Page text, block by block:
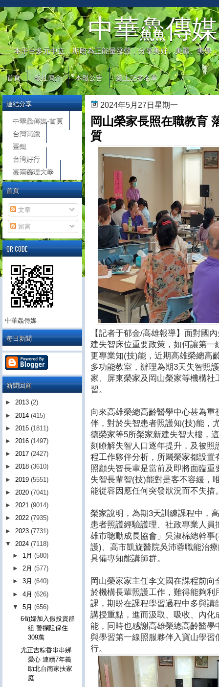
中華鱻傳媒
本平台多元中立，期盼為正能量發聲，分享美好、美麗、美學
首頁 報社簡介 本報公告 線上記者名單
2024年5月27日星期一
岡山榮家長照在職教育
質
【記者于郁金/高雄報導】面對國
建失智床位重要政策，如何讓第
更專業知(技)能，近期高雄榮總高
多功能教室，辦理為期3天失智照
家、屏東榮家及岡山榮家等機構
習。
向來高雄榮總高齡醫學中心甚為
伴，對於失智患者照護知(技)能，
德榮家等5所榮家新建失智大樓，
刻瞭解失智人口逐年提升，及被
程工作夥伴分析，所屬榮家都設
照顧失智長輩是當前及即將面臨
失智長輩智(技)能對是客不容緩，
能從容因應任何突發狀況而不失措
榮家說明，為期3天訓練課程中，
患者照護經驗護理、社政專業人
雄市聰動成長協會」吳淑棉總幹
護)、高市凱旋醫院吳沛蓉職能治
具備專知能講師群。
岡山榮家家主任李文國在課程前
於機構長輩照護工作，難得能夠
課，期盼在課程學習過程中多與
講授重點，進而汲取、吸收、內
能，同時也感謝高雄榮總高齡醫
與學習第一線照服夥伴入寶山學
行。
連結分享
中華鱻傳媒-首頁
台灣高鐵
臺鐵
台灣好行
嘉南藥理大學
首頁
文章
留言
QR CODE
中華鱻傳媒
每日新聞
新聞回顧
► 2013 (2)
► 2014 (415)
► 2015 (1811)
► 2016 (1497)
► 2017 (2427)
► 2018 (3610)
► 2019 (5551)
► 2020 (7041)
► 2021 (9014)
► 2022 (7935)
► 2023 (7731)
▼ 2024 (7118)
► 1月(580)
►2月(577)
►3月(640)
►4月(626)
▼5月(656)
6旬婦加入假投資群
組 警攔阻保住
309萬
尤正吉粽香串串綁
愛心 連續7年義
助北台南家扶家
庭